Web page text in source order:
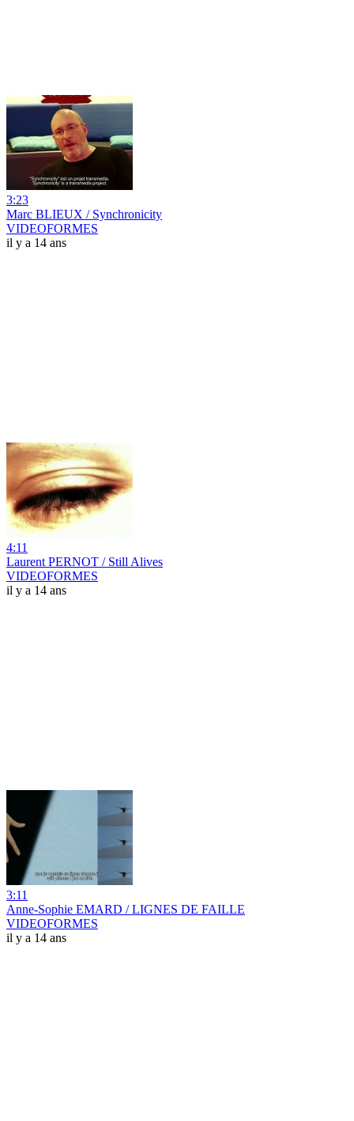
3:23
Marc BLIEUX / Synchronicity
VIDEOFORMES
il y a 14 ans
4:11
Laurent PERNOT / Still Alives
VIDEOFORMES
il y a 14 ans
3:11
Anne-Sophie EMARD / LIGNES DE FAILLE
VIDEOFORMES
il y a 14 ans